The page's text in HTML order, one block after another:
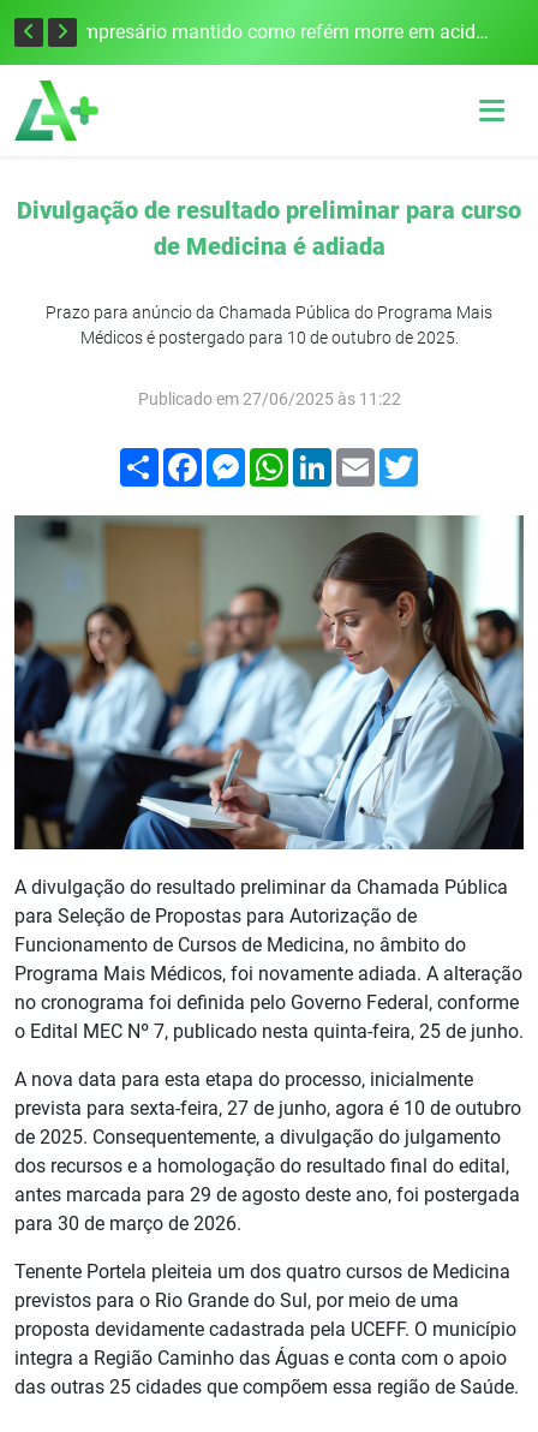
Edital para construção de ponte entre Itapiranga e Barra do Guarita deve ser lançado no segundo semestre Empresário mantido como refém morre em acidente após assalto em Cerro Largo
Divulgação de resultado preliminar para curso
de Medicina é adiada
Prazo para anúncio da Chamada Pública do Programa Mais
Médicos é postergado para 10 de outubro de 2025.
Publicado em 27/06/2025 às 11:22
Compartilhar
FacebookMessenger
WhatsApp
LinkedIn
Email
A divulgação do resultado preliminar da Chamada Pública
para Seleção de Propostas para Autorização de
Funcionamento de Cursos de Medicina, no âmbito do
Programa Mais Médicos, foi novamente adiada. A alteração
no cronograma foi definida pelo Governo Federal, conforme
o Edital MEC Nº 7, publicado nesta quinta-feira, 25 de junho.
A nova data para esta etapa do processo, inicialmente
prevista para sexta-feira, 27 de junho, agora é 10 de outubro
de 2025. Consequentemente, a divulgação do julgamento
dos recursos e a homologação do resultado final do edital,
antes marcada para 29 de agosto deste ano, foi postergada
para 30 de março de 2026.
Tenente Portela pleiteia um dos quatro cursos de Medicina
previstos para o Rio Grande do Sul, por meio de uma
proposta devidamente cadastrada pela UCEFF. O município
integra a Região Caminho das Águas e conta com o apoio
das outras 25 cidades que compõem essa região de Saúde.